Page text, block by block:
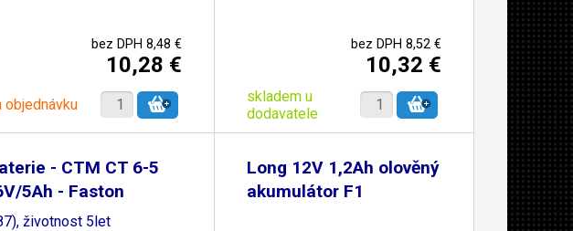
bez DPH 8,48 €
10,28 €
objednávku
bez DPH 8,52 €
10,32 €
skladem u
dodavatele
- CTM CT 6-5
5Ah - Faston
životnost 5let
Long 12V 1,2Ah olověný
akumulátor F1